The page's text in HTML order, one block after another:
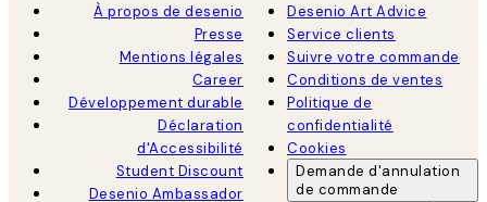
À propos de desenio
Presse
Mentions légales
Career
Développement durable
Déclaration
d'Accessibilité
Student Discount
Desenio Ambassador
Desenio Art Advice
Service clients
Suivre votre commande
Conditions de ventes
Politique de
confidentialité
Cookies
Demande d'annulation
de commande